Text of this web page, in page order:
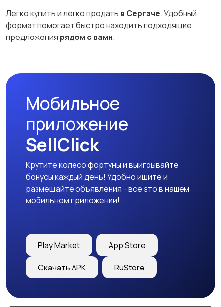
Легко купить и легко продать в Сергаче. Удобный
формат помогает быстро находить подходящие
предложения рядом с вами.
Мобильное
приложение
SellClick
Крутите колесо фортуны и выигрывайте
бонусы каждый день! Удобно ищите и
размещайте объявления - все это в нашем
мобильном приложении!
Play Market App Store
Скачать APK RuStore